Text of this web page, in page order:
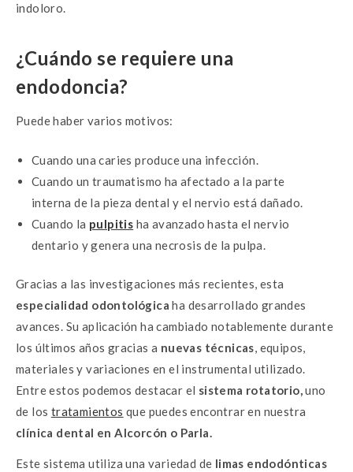
indoloro.
¿Cuándo se requiere una
endodoncia?
Puede haber varios motivos:
Cuando una caries produce una infección.
Cuando un traumatismo ha afectado a la parte
interna de la pieza dental y el nervio está dañado.
Cuando la pulpitis ha avanzado hasta el nervio
dentario y genera una necrosis de la pulpa.
Gracias a las investigaciones más recientes, esta
especialidad odontológica ha desarrollado grandes
avances. Su aplicación ha cambiado notablemente durante
los últimos años gracias a nuevas técnicas, equipos,
materiales y variaciones en el instrumental utilizado.
Entre estos podemos destacar el sistema rotatorio,uno
de los tratamientos que puedes encontrar en nuestra
clínica dental en Alcorcón o Parla.
Este sistema utiliza una variedad de limas endodónticas